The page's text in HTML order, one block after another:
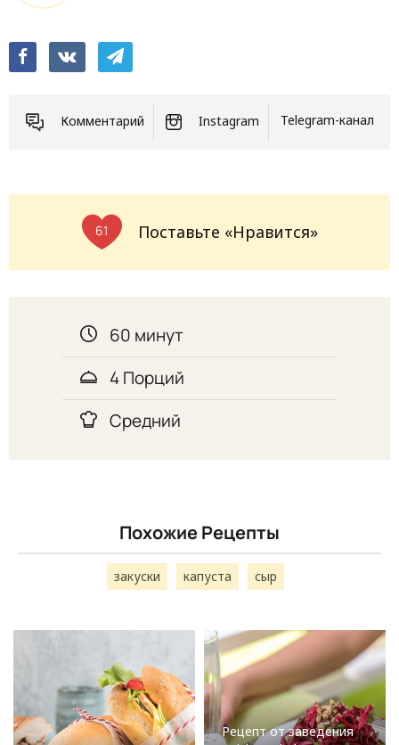
Комментарий Instagram Telegram-канал
61 Поставьте «Нравится»
60 минут
4 Порций
Средний
Похожие Рецепты
закуски капуста сыр
Рецепт от заведения